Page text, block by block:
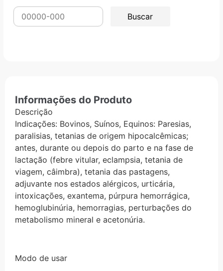
Informações do Produto
Descrição
Indicações: Bovinos, Suínos, Equinos: Paresias,
paralisias, tetanias de origem hipocalcêmicas;
antes, durante ou depois do parto e na fase de
lactação (febre vitular, eclampsia, tetania de
viagem, câimbra), tetania das pastagens,
adjuvante nos estados alérgicos, urticária,
intoxicações, exantema, púrpura hemorrágica,
hemoglubinúria, hemorragias, perturbações do
metabolismo mineral e acetonúria.
Modo de usar